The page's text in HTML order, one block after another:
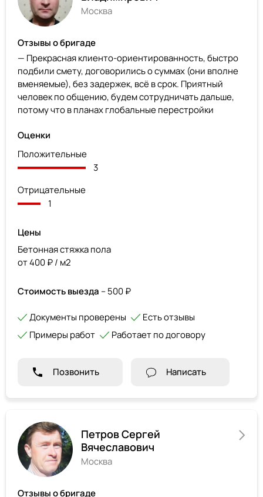
Москва
Отзывы о бригаде
— Прекрасная клиенто-ориентированность, быстро
подбили смету, договорились о суммах (они вполне
вменяемые), без задержек, всё в срок. Приятный
человек по общению, будем сотрудничать дальше,
потому что в планах глобальные перестройки
Оценки
Положительные
3
Отрицательные
1
Цены
Бетонная стяжка пола
от 400 ₽ / м2
Стоимость выезда – 500 ₽
Документы проверены
Есть отзывы
Примеры работ
Работает по договору
Позвонить Написать
Петров Сергей
Вячеславович
Москва
Отзывы о бригаде